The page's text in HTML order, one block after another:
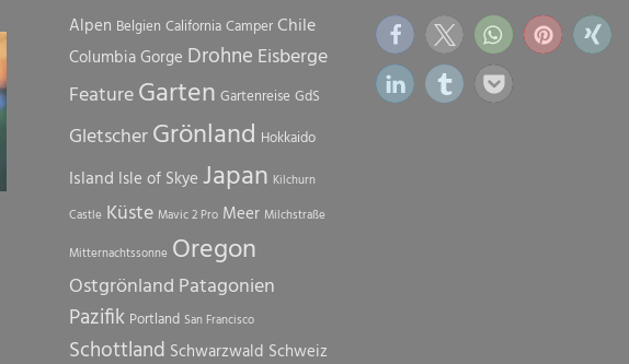
Alpen Belgien California Camper Chile
Columbia Gorge Drohne Eisberge
FeatureGarten Gartenreise GdS
GletscherGrönland Hokkaido
Island Isle of Skye Japan Kilchurn
Castle Küste Mavic 2 Pro Meer Milchstraße
Mitternachtssonne Oregon
Ostgrönland Patagonien
Pazifik Portland San Francisco
Schottland Schwarzwald Schweiz